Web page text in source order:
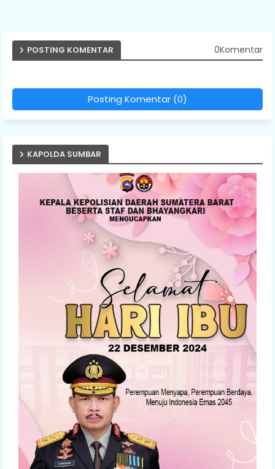
POSTING KOMENTAR 0Komentar
Posting Komentar (0)
KAPOLDA SUMBAR